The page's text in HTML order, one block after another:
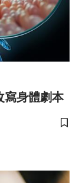
在改寫身體劇本
儲